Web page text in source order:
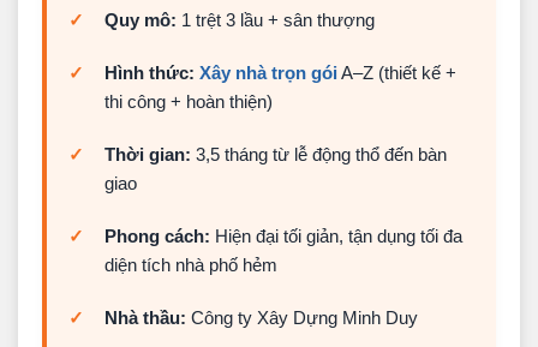
Lắp đặt cửa nhôm Xingfa các tầng lầu
Bả matit và sơn nước hoàn thiện nội thất
Lắp đặt cầu thang và lan can đá hoa cương
Hoàn thiện nhà bếp và hệ tủ nội thất
Lắp máy nước nóng năng lượng mặt trời tại
sân thượng
Hoàn thiện và bàn giao công trình cho gia chủ
Cam kết của Minh Duy khi xây nhà trọn gói tại
Quy mô: 1 trệt 3 lầu + sân thượng
Hình thức: Xây nhà trọn góiA–Z (thiết kế +
thi công + hoàn thiện)
Thời gian: 3,5 tháng từ lễ động thổ đến bàn
giao
Phong cách: Hiện đại tối giản, tận dụng tối đa
diện tích nhà phố hẻm
Nhà thầu: Công ty Xây Dựng Minh Duy